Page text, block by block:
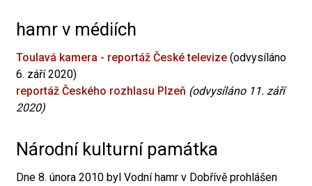
hamr v médiích
Toulavá kamera - reportáž České televize (odvysíláno
6. září 2020)
reportáž Českého rozhlasu Plzeň (odvysíláno 11. září
2020)
Národní kulturní památka
Dne 8. února 2010 byl Vodní hamr v Dobřívě prohlášen